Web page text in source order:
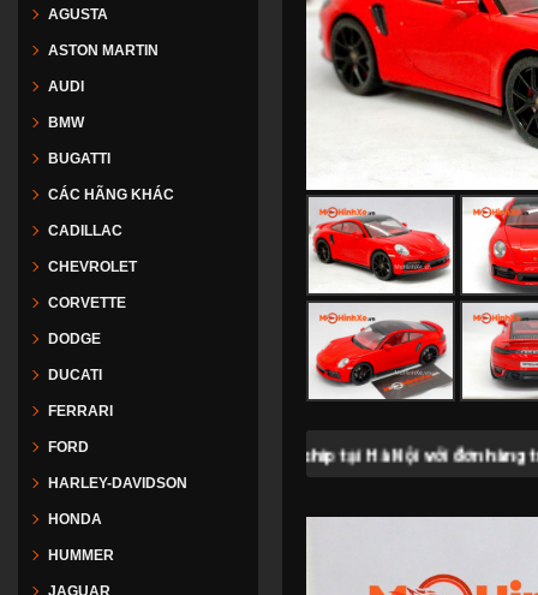
AGUSTA
ASTON MARTIN
AUDI
BMW
BUGATTI
CÁC HÃNG KHÁC
CADILLAC
CHEVROLET
CORVETTE
DODGE
DUCATI
FERRARI
FORD
HARLEY-DAVIDSON
HONDA
HUMMER
JAGUAR
Freeship tại Hà Nội với đơn hàng trên